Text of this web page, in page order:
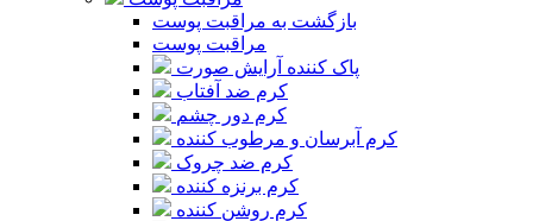
بازگشت به مراقبت پوست
مراقبت پوست
پاک کننده آرایش صورت
کرم ضد آفتاب
کرم دور چشم
کرم آبرسان و مرطوب کننده
کرم ضد چروک
کرم برنزه کننده
کرم روشن کننده